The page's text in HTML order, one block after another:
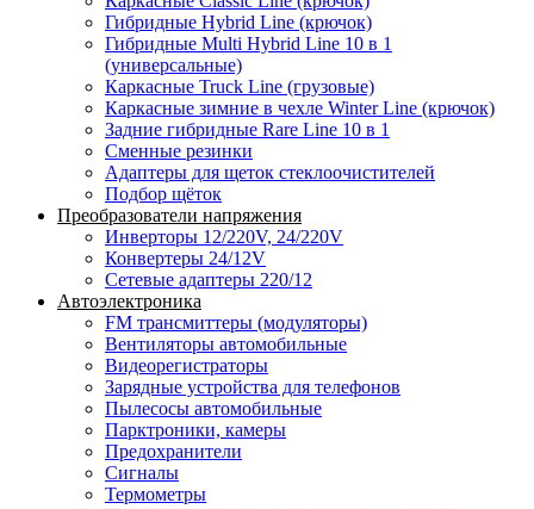
Гибридные Hybrid Line (крючок)
Гибридные Multi Hybrid Line 10 в 1
(универсальные)
Каркасные Truck Line (грузовые)
Каркасные зимние в чехле Winter Line (крючок)
Задние гибридные Rare Line 10 в 1
Сменные резинки
Адаптеры для щеток стеклоочистителей
Подбор щёток
Преобразователи напряжения
Инверторы 12/220V, 24/220V
Конвертеры 24/12V
Сетевые адаптеры 220/12
Автоэлектроника
FM трансмиттеры (модуляторы)
Вентиляторы автомобильные
Видеорегистраторы
Зарядные устройства для телефонов
Пылесосы автомобильные
Парктроники, камеры
Предохранители
Сигналы
Термометры